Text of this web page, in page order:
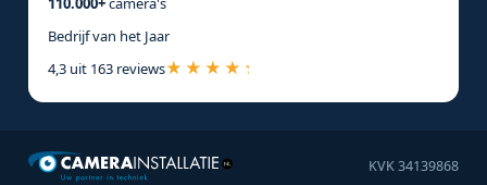
Bedrijf van het Jaar
4,3 uit 163 reviews
KVK 34139868